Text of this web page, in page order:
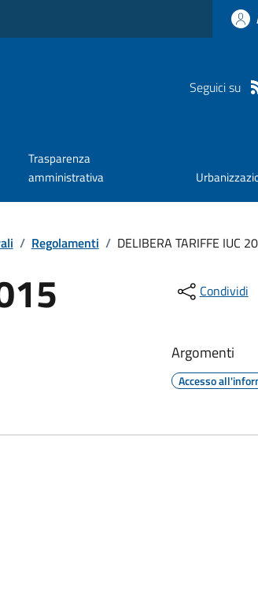
Seguici su
Trasparenza
amministrativa
/ Regolamenti / DELIBERA TARIFFE IUC
Condividi
Argomenti
Accesso